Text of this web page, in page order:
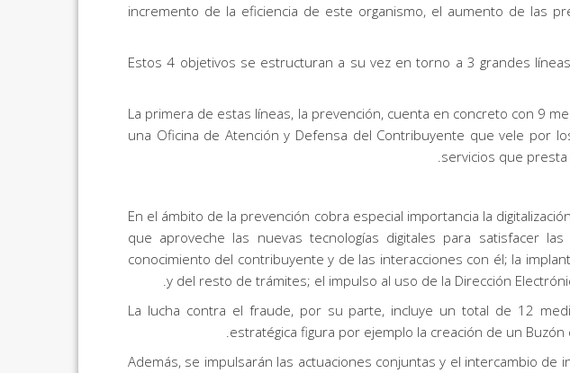
incremento de la eficiencia de este organismo, el aumento de las
Estos 4 objetivos se estructuran a su vez en torno a 3 grandes
La primera de estas líneas, la prevención, cuenta en concreto con 9
una Oficina de Atención y Defensa del Contribuyente que vele por
servicios que
En el ámbito de la prevención cobra especial importancia la
que aproveche las nuevas tecnologías digitales para satisfacer
conocimiento del contribuyente y de las interacciones con él; la
y del resto de trámites; el impulso al uso de la Dirección
La lucha contra el fraude, por su parte, incluye un total de 12
estratégica figura por ejemplo la creación de un
Además, se impulsarán las actuaciones conjuntas y el intercambio de